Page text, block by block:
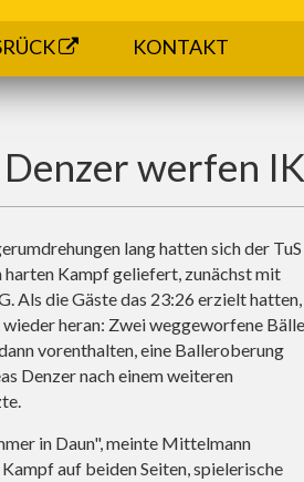
KONTAKT
werfen
lang hatten sich der TuS
harten Kampf geliefert, zunächst mit
Als die Gäste das 23:26 erzielt hatten,
heran: Zwei weggeworfene Bälle
vorenthalten, eine Balleroberung
Denzer nach einem weiteren
in Daun", meinte Mittelmann
auf beiden Seiten, spielerische